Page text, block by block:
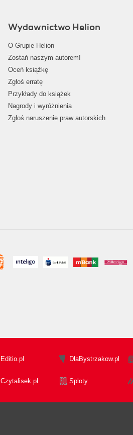
Wydawnictwo Helion
O Grupie Helion
Zostań naszym autorem!
Oceń książkę
Zgłoś erratę
Przykłady do książek
Nagrody i wyróżnienia
Zgłoś naruszenie praw autorskich
Editio.pl DlaBystrzakow.pl
Czytalisek.pl Sploty